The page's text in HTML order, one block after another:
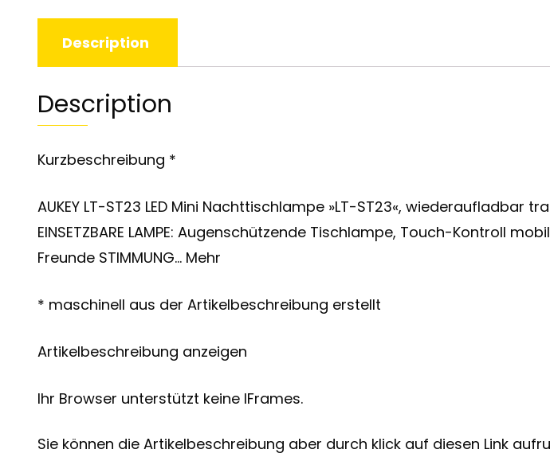
Description
Description
Kurzbeschreibung *
AUKEY LT-ST23 LED Mini Nachttischlampe »LT-ST23«, wiederaufladbar
EINSETZBARE LAMPE: Augenschützende Tischlampe, Touch-Kontroll
Freunde STIMMUNG… Mehr
* maschinell aus der Artikelbeschreibung erstellt
Artikelbeschreibung anzeigen
Ihr Browser unterstützt keine IFrames.
Sie können die Artikelbeschreibung aber durch klick auf diesen Link